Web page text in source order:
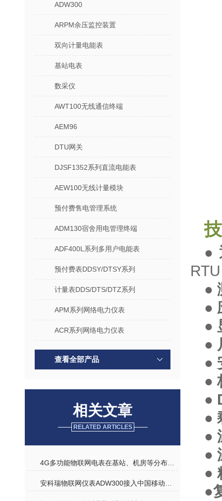
ADW300
ARPM余压监控装置
双向计量电能表
基站电表
数采仪
AWT100无线通信终端
AEM96
DTU网关
DJSF1352系列直流电能表
AEW100无线计量模块
预付费售电管理系统
ADM130宿舍用电管理终端
ADF400L系列多用户电能表
预付费表DDSY/DTSY系列
计量表DDS/DTS/DTZ系列
APM系列网络电力仪表
ACR系列网络电力仪表
查看全部产品
相关文章
RELATED ARTICLES
●
●
●
●
●
●
●
●
●
●
●
●
●